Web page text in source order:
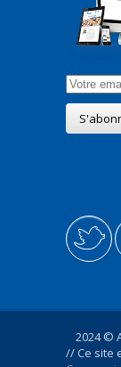
2024 ©
// Ce site